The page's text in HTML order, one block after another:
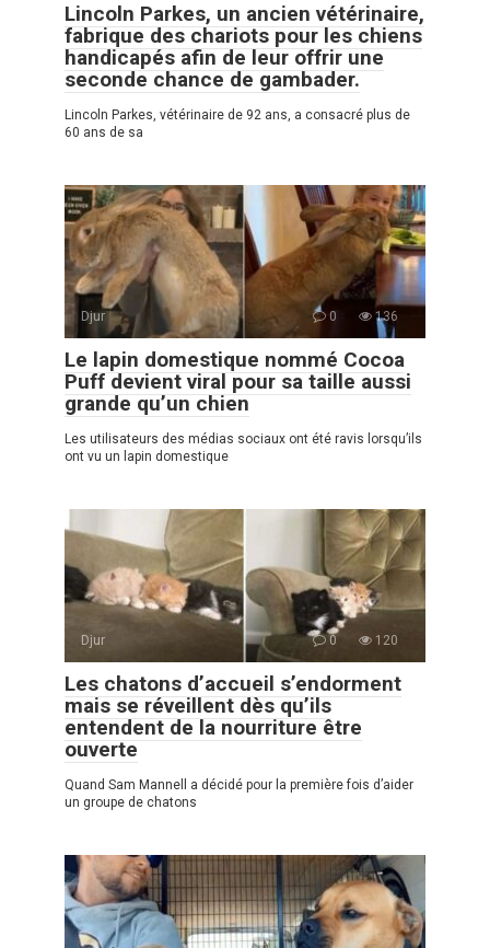
Lincoln Parkes, un ancien vétérinaire,
fabrique des chariots pour les chiens
handicapés afin de leur offrir une
seconde chance de gambader.
Lincoln Parkes, vétérinaire de 92 ans, a consacré plus de
60 ans de sa
Djur 0 136
Le lapin domestique nommé Cocoa
Puff devient viral pour sa taille aussi
grande qu’un chien
Les utilisateurs des médias sociaux ont été ravis lorsqu’ils
ont vu un lapin domestique
Djur 0 120
Les chatons d’accueil s’endorment
mais se réveillent dès qu’ils
entendent de la nourriture être
ouverte
Quand Sam Mannell a décidé pour la première fois d’aider
un groupe de chatons